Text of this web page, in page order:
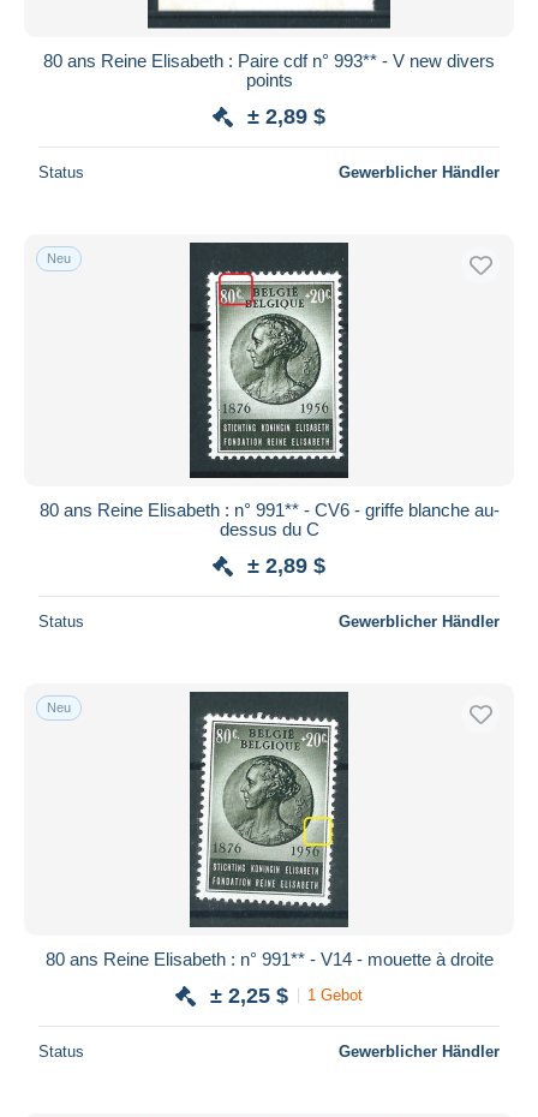
80 ans Reine Elisabeth : Paire cdf n° 993** - V new divers
points
± 2,89 $
Status Gewerblicher Händler
Neu
80 ans Reine Elisabeth : n° 991** - CV6 - griffe blanche au-
dessus du C
± 2,89 $
Status Gewerblicher Händler
Neu
80 ans Reine Elisabeth : n° 991** - V14 - mouette à droite
± 2,25 $ 1 Gebot
Status Gewerblicher Händler